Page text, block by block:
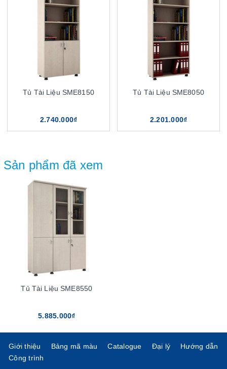
Tủ Tài Liệu SME8150
2.740.000₫
Tủ Tài Liệu SME8050
2.201.000₫
Sản phẩm đã xem
Tủ Tài Liệu SME8550
5.885.000₫
Giới thiệu Bảng mã màu Catalogue Đại lý
Hướng dẫn
Công trình